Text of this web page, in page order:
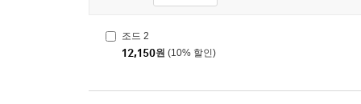
조드 2
12,150원 (10% 할인)